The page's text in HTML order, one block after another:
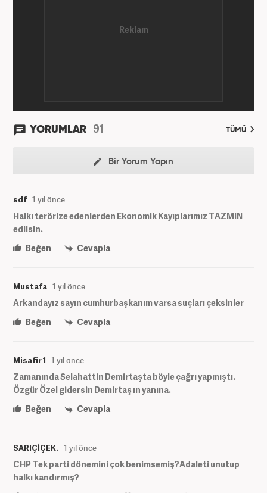
YORUMLAR 91 TÜMÜ
Bir Yorum Yapın
sdf 1 yıl önce
Halkı terörize edenlerden Ekonomik Kayıplarımız TAZMIN
edilsin.
Beğen
Cevapla
Mustafa 1 yıl önce
Arkandayız sayın cumhurbaşkanım varsa suçları çeksinler
Beğen
Cevapla
Misafir 1 1 yıl önce
Zamanında Selahattin Demirtaşta böyle çağrı yapmıştı.
Özgür Özel gidersin Demirtaş ın yanına.
Beğen
Cevapla
SARIÇİÇEK. 1 yıl önce
CHP Tek parti dönemini çok benimsemiş?Adaleti unutup
halkı kandırmış?